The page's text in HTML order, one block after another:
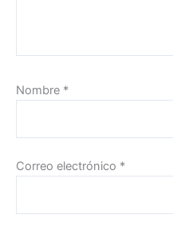
Nombre *
Correo electrónico *